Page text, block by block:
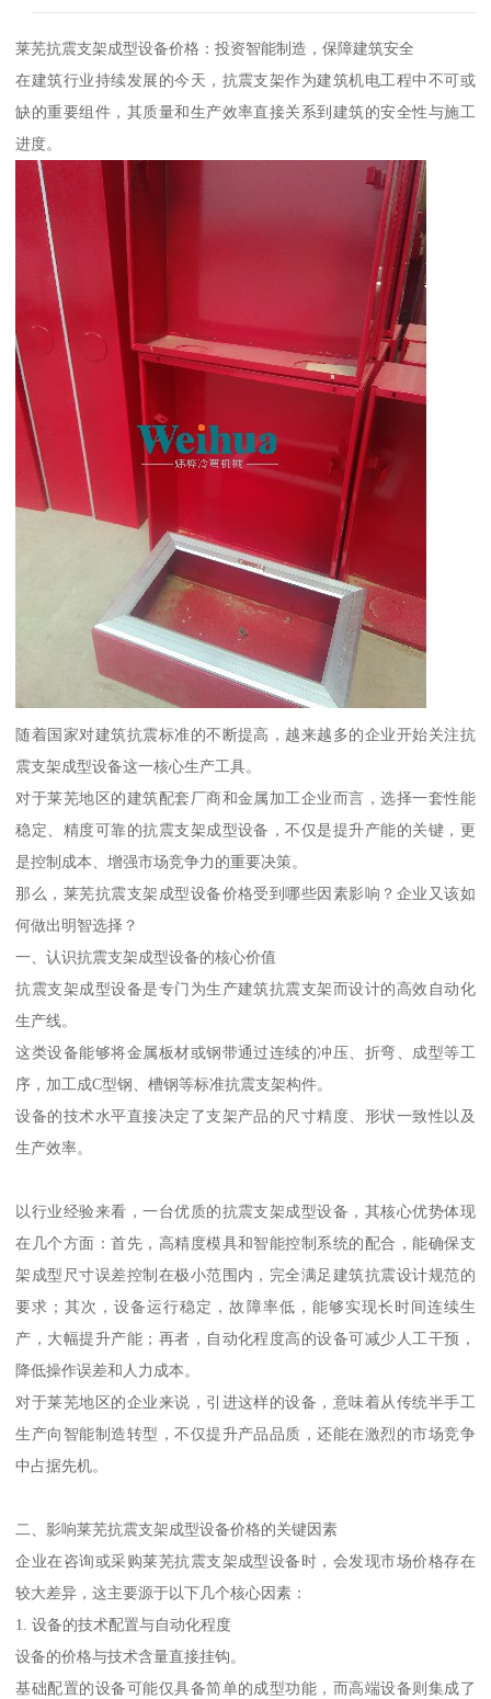
莱芜抗震支架成型设备价格：投资智能制造，保障建筑安全
在建筑行业持续发展的今天，抗震支架作为建筑机电工程中不可或
缺的重要组件，其质量和生产效率直接关系到建筑的安全性与施工
进度。
随着国家对建筑抗震标准的不断提高，越来越多的企业开始关注抗
震支架成型设备这一核心生产工具。
对于莱芜地区的建筑配套厂商和金属加工企业而言，选择一套性能
稳定、精度可靠的抗震支架成型设备，不仅是提升产能的关键，更
是控制成本、增强市场竞争力的重要决策。
那么，莱芜抗震支架成型设备价格受到哪些因素影响？企业又该如
何做出明智选择？
一、认识抗震支架成型设备的核心价值
抗震支架成型设备是专门为生产建筑抗震支架而设计的高效自动化
生产线。
这类设备能够将金属板材或钢带通过连续的冲压、折弯、成型等工
序，加工成C型钢、槽钢等标准抗震支架构件。
设备的技术水平直接决定了支架产品的尺寸精度、形状一致性以及
生产效率。
以行业经验来看，一台优质的抗震支架成型设备，其核心优势体现
在几个方面：首先，高精度模具和智能控制系统的配合，能确保支
架成型尺寸误差控制在极小范围内，完全满足建筑抗震设计规范的
要求；其次，设备运行稳定，故障率低，能够实现长时间连续生
产，大幅提升产能；再者，自动化程度高的设备可减少人工干预，
降低操作误差和人力成本。
对于莱芜地区的企业来说，引进这样的设备，意味着从传统半手工
生产向智能制造转型，不仅提升产品品质，还能在激烈的市场竞争
中占据先机。
二、影响莱芜抗震支架成型设备价格的关键因素
企业在咨询或采购莱芜抗震支架成型设备时，会发现市场价格存在
较大差异，这主要源于以下几个核心因素：
1. 设备的技术配置与自动化程度
设备的价格与技术含量直接挂钩。
基础配置的设备可能仅具备简单的成型功能，而高端设备则集成了